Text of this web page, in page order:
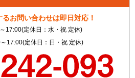
るお問い合わせは即日対応！
17:00(定休日：水・祝 定休)
17:00(定休日：日・祝 定休)